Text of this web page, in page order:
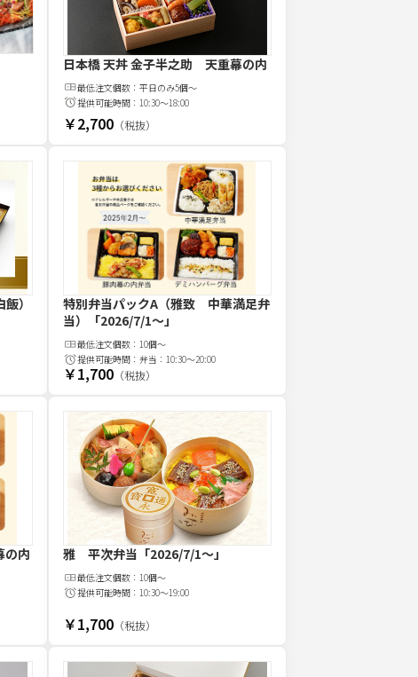
日本橋 天丼 金子半之助 天重幕の内
最低注文個数： 平日のみ5個～
提供可能時間： 10:30～18:00
￥2,700（税抜）
）
特別弁当パックA（雅致 中華満足弁
当）
「2026/7/1〜」
最低注文個数： 10個～
提供可能時間： 弁当：10:30～20:00
￥1,700（税抜）
の内
雅 平次弁当 「2026/7/1～」
最低注文個数： 10個～
提供可能時間： 10:30～19:00
￥1,700（税抜）